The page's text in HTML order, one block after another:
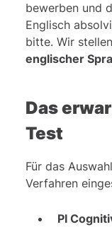
Das bietet
FAQ | Häufig
bewerben und
Englisch
bitte. Wir
englischer
Das
Test
Für das
Verfahren
PI